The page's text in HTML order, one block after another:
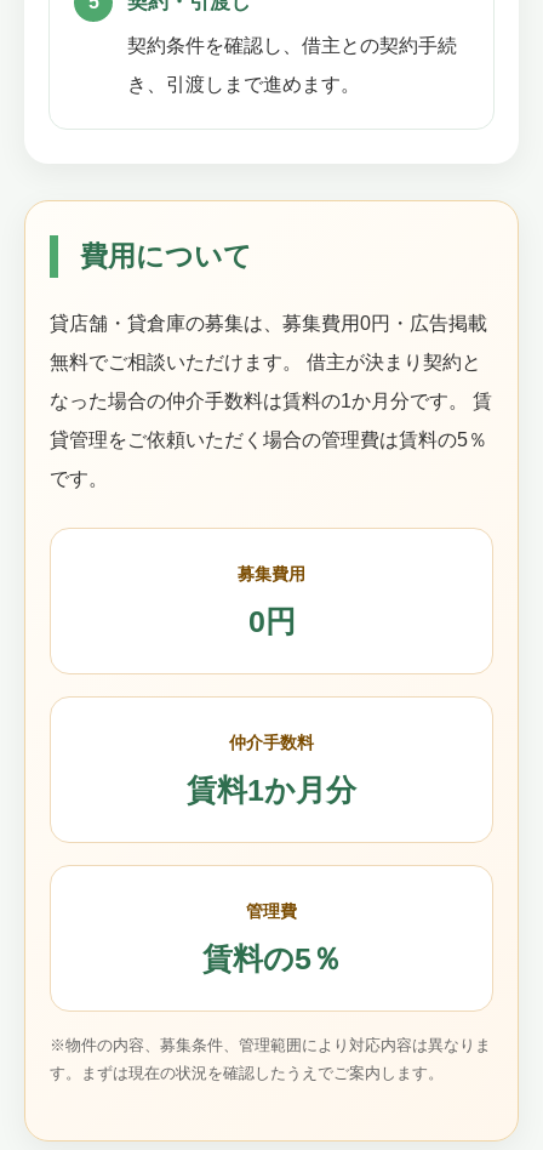
契約条件を確認し、借主との契約手続
き、引渡しまで進めます。
費用について
貸店舗・貸倉庫の募集は、募集費用0円・広告掲載
無料でご相談いただけます。 借主が決まり契約と
なった場合の仲介手数料は賃料の1か月分です。 賃
貸管理をご依頼いただく場合の管理費は賃料の5％
です。
募集費用
0円
仲介手数料
賃料1か月分
管理費
賃料の5％
※物件の内容、募集条件、管理範囲により対応内容は異なりま
す。まずは現在の状況を確認したうえでご案内します。